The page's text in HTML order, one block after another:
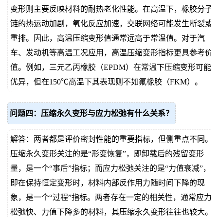
变形则主要反映材料的耐热老化性能。在高温下，橡胶分子
链的热运动加剧，氧化反应加速，交联网络可能发生断裂或
重排。因此，高温压缩变形值通常远高于常温值。对于汽
车、发动机等高温工况应用，高温压缩变形指标更具参考价
值。例如，三元乙丙橡胶（EPDM）在常温下压缩变形可能
优异，但在150℃高温下其表现则不如氟橡胶（FKM）。
问题四：压缩永久变形与应力松弛有什么关系？
解答：两者都是评价密封性能的重要指标，但侧重点不同。
压缩永久变形关注的是“形变恢复”，即卸载后的残留变形
量，是一个“事后”指标；而应力松弛关注的是“力值衰减”，
即在保持恒定变形时，材料内部反作用力随时间下降的现
象，是一个“过程”指标。两者存在一定的相关性，通常应力
松弛快、力值下降多的材料，其压缩永久变形往往也较大。